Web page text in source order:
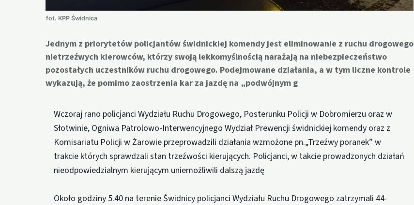
fot. KPP Świdnica
Jednym z priorytetów policjantów świdnickiej komendy jest eliminowanie z ruchu drogowego
nietrzeźwych kierowców, którzy swoją lekkomyślnością narażają na niebezpieczeństwo
pozostałych uczestników ruchu drogowego. Podejmowane działania, a w tym liczne kontrole
wykazują, że pomimo zaostrzenia kar za jazdę na „podwójnym g
Wczoraj rano policjanci Wydziału Ruchu Drogowego, Posterunku Policji w Dobromierzu oraz w
Słotwinie, Ogniwa Patrolowo-Interwencyjnego Wydział Prewencji świdnickiej komendy oraz z
Komisariatu Policji w Żarowie przeprowadzili działania wzmożone pn.„Trzeźwy poranek” w
trakcie których sprawdzali stan trzeźwości kierujących. Policjanci, w takcie prowadzonych działań
nieodpowiedzialnym kierującym uniemożliwili dalszą jazdę
Około godziny 5.40 na terenie Świdnicy policjanci Wydziału Ruchu Drogowego zatrzymali 44-